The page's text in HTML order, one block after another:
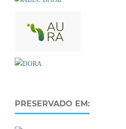
PRESERVADO EM: